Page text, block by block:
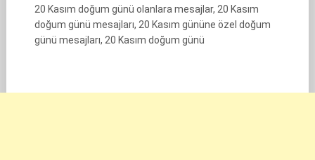
20 Kasım doğum günü olanlara mesajlar, 20 Kasım
doğum günü mesajları, 20 Kasım gününe özel doğum
günü mesajları, 20 Kasım doğum günü